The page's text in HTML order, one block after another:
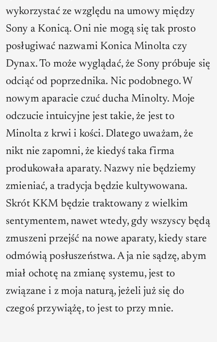
wykorzystać ze względu na umowy między
Sony a Konicą. Oni nie mogą się tak prosto
posługiwać nazwami Konica Minolta czy
Dynax. To może wyglądać, że Sony próbuje się
odciąć od poprzednika. Nic podobnego. W
nowym aparacie czuć ducha Minolty. Moje
odczucie intuicyjne jest takie, że jest to
Minolta z krwi i kości. Dlatego uważam, że
nikt nie zapomni, że kiedyś taka firma
produkowała aparaty. Nazwy nie będziemy
zmieniać, a tradycja będzie kultywowana.
Skrót KKM będzie traktowany z wielkim
sentymentem, nawet wtedy, gdy wszyscy będą
zmuszeni przejść na nowe aparaty, kiedy stare
odmówią posłuszeństwa. A ja nie sądzę, abym
miał ochotę na zmianę systemu, jest to
związane i z moja naturą, jeżeli już się do
czegoś przywiążę, to jest to przy mnie.